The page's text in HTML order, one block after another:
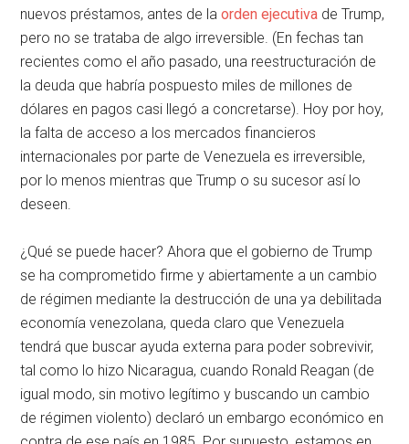
nuevos préstamos, antes de laorden ejecutiva de Trump,
pero no se trataba de algo irreversible. (En fechas tan
recientes como el año pasado, una reestructuración de
la deuda que habría pospuesto miles de millones de
dólares en pagos casi llegó a concretarse). Hoy por hoy,
la falta de acceso a los mercados financieros
internacionales por parte de Venezuela es irreversible,
por lo menos mientras que Trump o su sucesor así lo
deseen.
¿Qué se puede hacer? Ahora que el gobierno de Trump
se ha comprometido firme y abiertamente a un cambio
de régimen mediante la destrucción de una ya debilitada
economía venezolana, queda claro que Venezuela
tendrá que buscar ayuda externa para poder sobrevivir,
tal como lo hizo Nicaragua, cuando Ronald Reagan (de
igual modo, sin motivo legítimo y buscando un cambio
de régimen violento) declaró un embargo económico en